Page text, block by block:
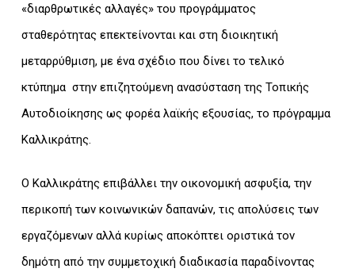
«διαρθρωτικές αλλαγές» του προγράμματος
σταθερότητας επεκτείνονται και στη διοικητική
μεταρρύθμιση, με ένα σχέδιο που δίνει το τελικό
κτύπημα στην επιζητούμενη ανασύσταση της Τοπικής
Αυτοδιοίκησης ως φορέα λαϊκής εξουσίας, το πρόγραμμα
Καλλικράτης.
Ο Καλλικράτης επιβάλλει την οικονομική ασφυξία, την
περικοπή των κοινωνικών δαπανών, τις απολύσεις των
εργαζόμενων αλλά κυρίως αποκόπτει οριστικά τον
δημότη από την συμμετοχική διαδικασία παραδίνοντας